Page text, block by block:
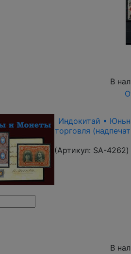
В
Индокитай •
торговля
(Артикул: SA-4262)
В